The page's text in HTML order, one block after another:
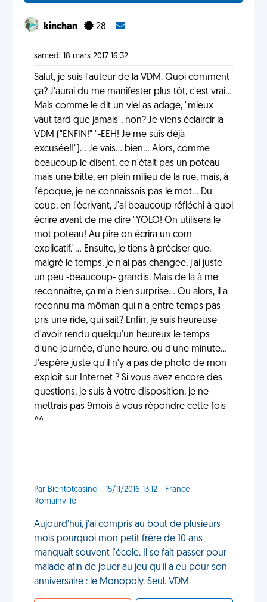
kinchan 28
samedi 18 mars 2017 16:32
Salut, je suis l'auteur de la VDM. Quoi comment
ça? J'aurai du me manifester plus tôt, c'est vrai...
Mais comme le dit un viel as adage, "mieux
vaut tard que jamais", non? Je viens éclaircir la
VDM ("ENFIN!" "-EEH! Je me suis déjà
excusée!!")... Je vais... bien... Alors, comme
beaucoup le disent, ce n'était pas un poteau
mais une bitte, en plein milieu de la rue, mais, à
l'époque, je ne connaissais pas le mot... Du
coup, en l'écrivant, J'ai beaucoup réfléchi à quoi
écrire avant de me dire "YOLO! On utilisera le
mot poteau! Au pire on écrira un com
explicatif."... Ensuite, je tiens à préciser que,
malgré le temps, je n'ai pas changée, j'ai juste
un peu -beaucoup- grandis. Mais de la à me
reconnaître, ça m'a bien surprise... Ou alors, il a
reconnu ma môman qui n'a entre temps pas
pris une ride, qui sait? Enfin, je suis heureuse
d'avoir rendu quelqu'un heureux le temps
d'une journée, d'une heure, ou d'une minute...
J'espère juste qu'il n'y a pas de photo de mon
exploit sur Internet ? Si vous avez encore des
questions, je suis à votre disposition, je ne
mettrais pas 9mois à vous répondre cette fois
^^
Par Bientotcasino - 15/11/2016 13:12 - France -
Romainville
Aujourd'hui, j'ai compris au bout de plusieurs
mois pourquoi mon petit frère de 10 ans
manquait souvent l'école. Il se fait passer pour
malade afin de jouer au jeu qu'il a eu pour son
anniversaire : le Monopoly. Seul. VDM